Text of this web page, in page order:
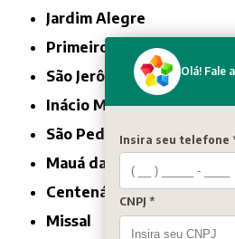
Jardim Alegre
Primeiro de Maio
São Jerônimo da Serra
Inácio Martins
São Pedro do Ivaí
Mauá da Serra
Centenário do Sul
Missal
Olá! Fale
Insira seu telefone
CNPJ *